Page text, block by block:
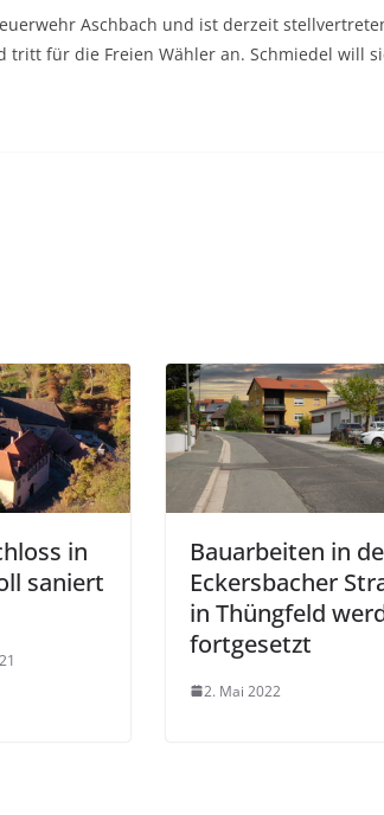
Aschbach und ist derzeit
tritt für die Freien Wähler an. Schmiedel will
in
saniert
Bauarbeiten in
Eckersbacher
in Thüngfeld
fortgesetzt
2. Mai 2022